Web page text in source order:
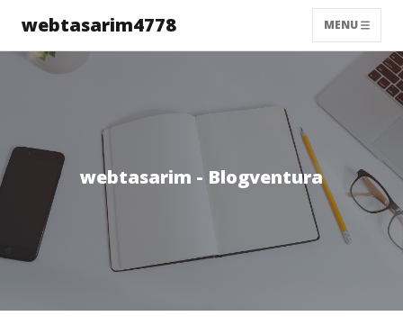
webtasarim4778 MENU
webtasarim - Blogventura